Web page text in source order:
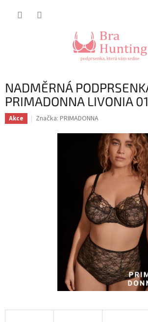
NADMĚRNÁ
PRIMADONNA LIVONIA
Akce Značka: PRIMADONNA